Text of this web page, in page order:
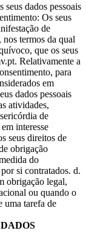
dados pessoais
Os seus
de
termos da qual
que os seus
Relativamente a
para
em
dados pessoais
atividades,
de
interesse
seus direitos de
obrigação
do
si contratados. d.
obrigação legal,
ou quando o
uma tarefa de